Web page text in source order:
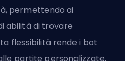
permettendo ai
abilità di trovare
flessibilità rende i bot
partite personalizzate,